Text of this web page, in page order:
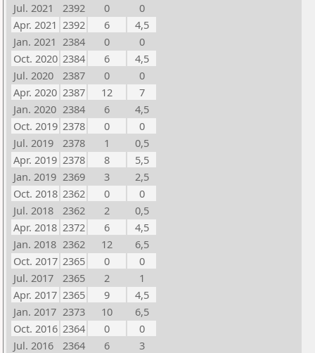
Jul. 2021
2392 0
0
Apr. 2021 2392 6
4,5
Jan. 2021 2384 0
0
Oct. 2020 2384 6
4,5
Jul. 2020
2387 0
0
Apr. 2020 2387 12
7
Jan. 2020 2384 6
4,5
Oct. 2019 2378 0
0
Jul. 2019
2378 1
0,5
Apr. 2019 2378 8
5,5
Jan. 2019 2369 3
2,5
Oct. 2018 2362 0
0
Jul. 2018
2362 2
0,5
Apr. 2018 2372 6
4,5
Jan. 2018 2362 12
6,5
Oct. 2017 2365 0
0
Jul. 2017
2365 2
1
Apr. 2017 2365 9
4,5
Jan. 2017 2373 10
6,5
Oct. 2016 2364 0
0
Jul. 2016
2364 6
3